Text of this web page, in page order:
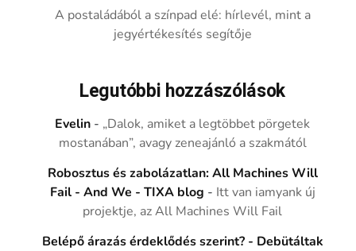
A postaládából a színpad elé: hírlevél, mint a
jegyértékesítés segítője
Legutóbbi hozzászólások
Evelin - „Dalok, amiket a legtöbbet pörgetek
mostanában”, avagy zeneajánló a szakmától
Robosztus és zabolázatlan: All Machines Will
Fail - And We - TIXA blog - Itt van iamyank új
projektje, az All Machines Will Fail
Belépő árazás érdeklődés szerint? - Debütáltak